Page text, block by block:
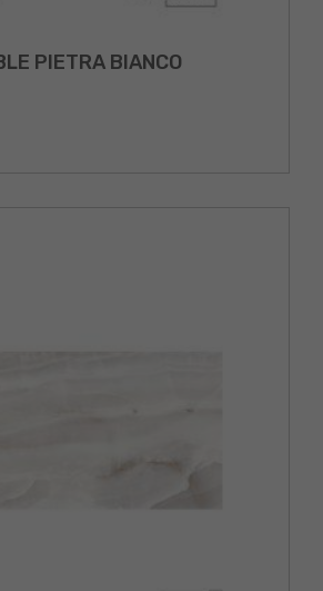
PIETRA BIANCO